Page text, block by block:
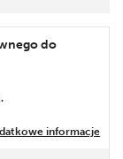
do
informacje